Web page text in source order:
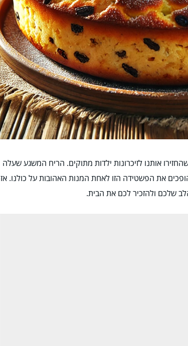
אותנו לזיכרונות ילדות מתוקים. הריח המשגע שעלה
את הפשטידה הזו לאחת המנות האהובות על כולנו. אז
שלכם ולהזכיר לכם את הבית.